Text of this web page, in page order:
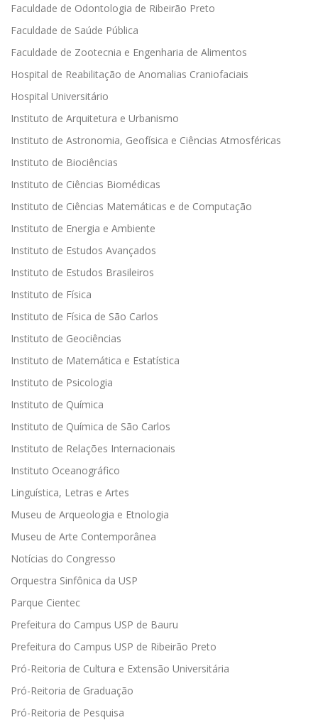
Faculdade de Odontologia de Ribeirão Preto
Faculdade de Saúde Pública
Faculdade de Zootecnia e Engenharia de Alimentos
Hospital de Reabilitação de Anomalias Craniofaciais
Hospital Universitário
Instituto de Arquitetura e Urbanismo
Instituto de Astronomia, Geofísica e Ciências Atmosféricas
Instituto de Biociências
Instituto de Ciências Biomédicas
Instituto de Ciências Matemáticas e de Computação
Instituto de Energia e Ambiente
Instituto de Estudos Avançados
Instituto de Estudos Brasileiros
Instituto de Física
Instituto de Física de São Carlos
Instituto de Geociências
Instituto de Matemática e Estatística
Instituto de Psicologia
Instituto de Química
Instituto de Química de São Carlos
Instituto de Relações Internacionais
Instituto Oceanográfico
Linguística, Letras e Artes
Museu de Arqueologia e Etnologia
Museu de Arte Contemporânea
Notícias do Congresso
Orquestra Sinfônica da USP
Parque Cientec
Prefeitura do Campus USP de Bauru
Prefeitura do Campus USP de Ribeirão Preto
Pró-Reitoria de Cultura e Extensão Universitária
Pró-Reitoria de Graduação
Pró-Reitoria de Pesquisa